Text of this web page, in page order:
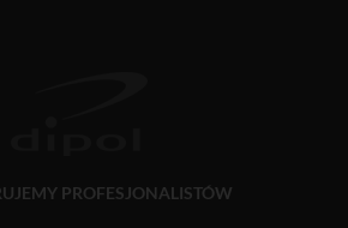
PROFESJONALISTÓW